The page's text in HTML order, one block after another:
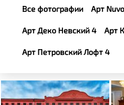
Все фотографии Арт
Арт Деко Невский 4 Арт
Арт Петровский Лофт 4